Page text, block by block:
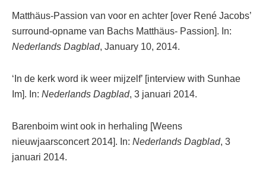
Matthäus-Passion van voor en achter [over René Jacobs’
surround-opname van Bachs Matthäus- Passion]. In:
Nederlands Dagblad, January 10, 2014.
‘In de kerk word ik weer mijzelf’ [interview with Sunhae
Im]. In: Nederlands Dagblad, 3 januari 2014.
Barenboim wint ook in herhaling [Weens
nieuwjaarsconcert 2014]. In: Nederlands Dagblad, 3
januari 2014.